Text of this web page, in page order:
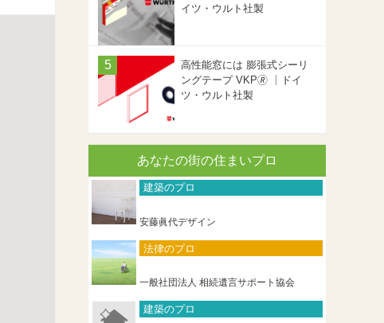
イツ・ウルト社製
高性能窓には 膨張式シーリ
ングテープ VKP🄬 ｜ドイ
ツ・ウルト社製
あなたの街の住まいプロ
建築のプロ
安藤眞代デザイン
法律のプロ
一般社団法人 相続遺言サポート協会
建築のプロ